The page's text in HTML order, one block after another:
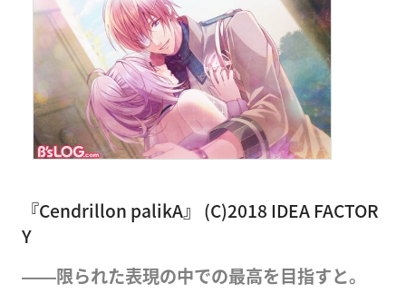
『Cendrillon palikA』 (C)2018 IDEA FACTOR
Y
――限られた表現の中での最高を目指すと。